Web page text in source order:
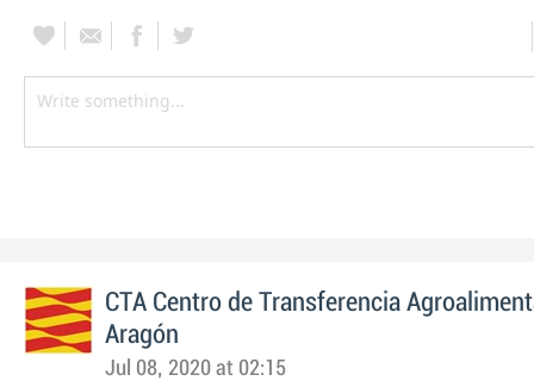
CTA Centro de Transferencia
Aragón
Jul 08, 2020 at 02:15